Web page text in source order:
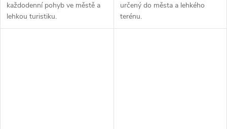
každodenní pohyb ve městě a
lehkou turistiku.
určený do města a lehkého
terénu.